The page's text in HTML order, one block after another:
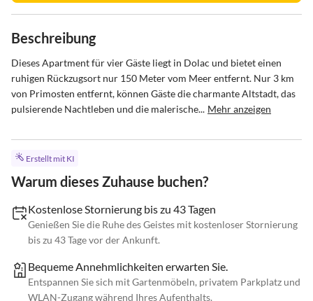
Beschreibung
Dieses Apartment für vier Gäste liegt in Dolac und bietet einen
ruhigen Rückzugsort nur 150 Meter vom Meer entfernt. Nur 3 km
von Primosten entfernt, können Gäste die charmante Altstadt, das
pulsierende Nachtleben und die malerische... Mehr anzeigen
Erstellt mit KI
Warum dieses Zuhause buchen?
Kostenlose Stornierung bis zu 43 Tagen
Genießen Sie die Ruhe des Geistes mit kostenloser Stornierung
bis zu 43 Tage vor der Ankunft.
Bequeme Annehmlichkeiten erwarten Sie.
Entspannen Sie sich mit Gartenmöbeln, privatem Parkplatz und
WLAN-Zugang während Ihres Aufenthalts.